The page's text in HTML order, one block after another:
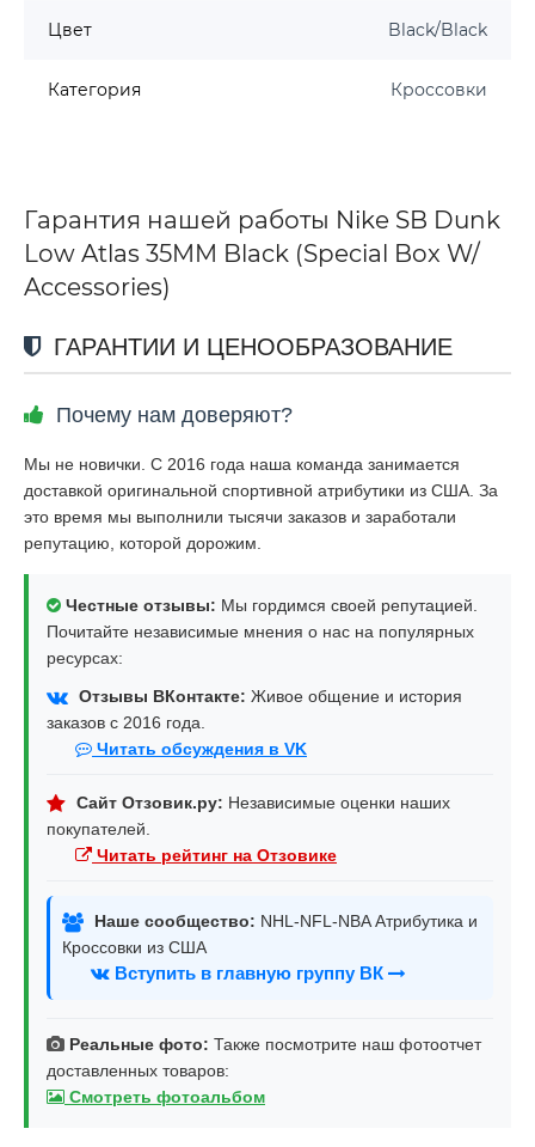
Цвет Black/Black
Категория Кроссовки
Гарантия нашей работы Nike SB Dunk
Low Atlas 35MM Black (Special Box W/
Accessories)
ГАРАНТИИ И ЦЕНООБРАЗОВАНИЕ
Почему нам доверяют?
Мы не новички. С 2016 года наша команда занимается
доставкой оригинальной спортивной атрибутики из США. За
это время мы выполнили тысячи заказов и заработали
репутацию, которой дорожим.
Честные отзывы: Мы гордимся своей репутацией.
Почитайте независимые мнения о нас на популярных
ресурсах:
Отзывы ВКонтакте: Живое общение и история
заказов с 2016 года.
Читать обсуждения в VK
Сайт Отзовик.ру: Независимые оценки наших
покупателей.
Читать рейтинг на Отзовике
Наше сообщество: NHL-NFL-NBA Атрибутика и
Кроссовки из США
Вступить в главную группу ВК
Реальные фото: Также посмотрите наш фотоотчет
доставленных товаров:
Смотреть фотоальбом